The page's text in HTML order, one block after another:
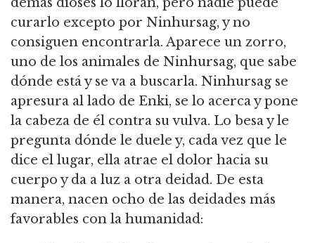
curarlo excepto por Ninhursag, y no
consiguen encontrarla. Aparece un zorro,
uno de los animales de Ninhursag, que sabe
dónde está y se va a buscarla. Ninhursag se
apresura al lado de Enki, se lo acerca y pone
la cabeza de él contra su vulva. Lo besa y le
pregunta dónde le duele y, cada vez que le
dice el lugar, ella atrae el dolor hacia su
cuerpo y da a luz a otra deidad. De esta
manera, nacen ocho de las deidades más
favorables con la humanidad: